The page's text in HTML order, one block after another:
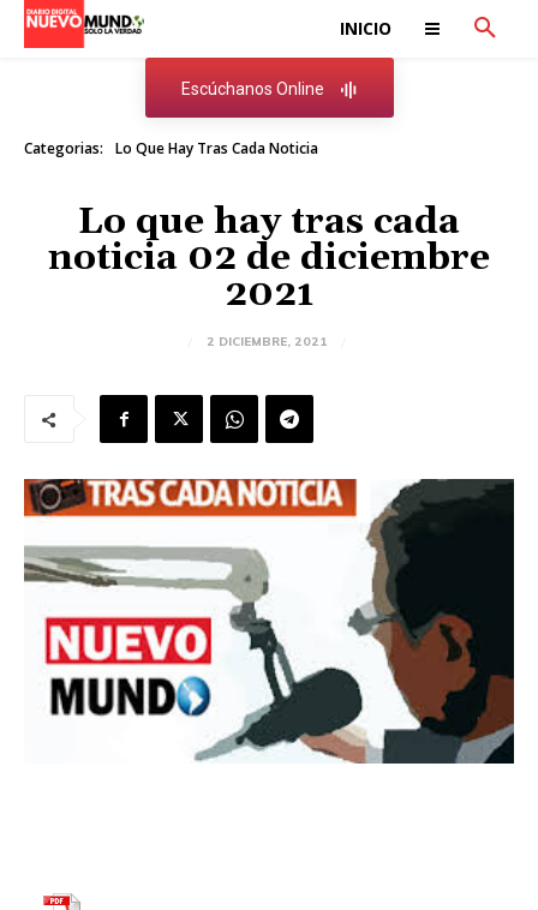
INICIO
Escúchanos Online
Categorias: Lo Que Hay Tras Cada Noticia
Lo que hay tras cada
noticia 02 de diciembre
2021
2 DICIEMBRE, 2021